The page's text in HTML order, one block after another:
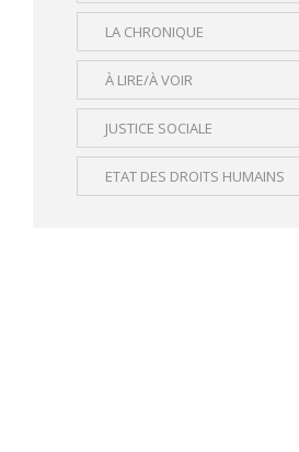
LA CHRONIQUE
À LIRE/À VOIR
JUSTICE SOCIALE
ETAT DES DROITS HUMAINS